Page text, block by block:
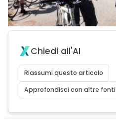
Chiedi all'AI
Riassumi questo articolo
Approfondisci con altre fonti